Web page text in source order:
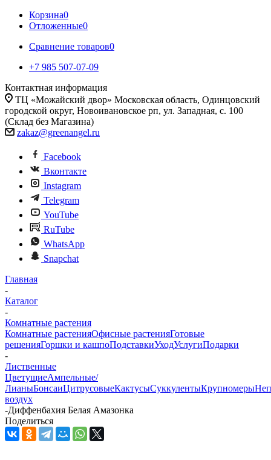
Корзина0
Отложенные0
Сравнение товаров0
+7 985 507-07-09
Контактная информация
ТЦ «Можайский двор» Московская область, Одинцовский
городской округ, Новоивановское рп, ул. Западная, с. 100
(Склад без Магазина)
zakaz@greenangel.ru
Facebook
Вконтакте
Instagram
Telegram
YouTube
RuTube
WhatsApp
Snapchat
Главная
-
Каталог
-
Комнатные растения
Комнатные растенияОфисные растенияГотовые
решенияГоршки и кашпоПодставкиУходУслугиПодарки
-
Лиственные
ЦветущиеАмпельные/
ЛианыБонсаиЦитрусовыеКактусыСуккулентыКрупномеры
воздух
-Диффенбахия Белая Амазонка
Поделиться